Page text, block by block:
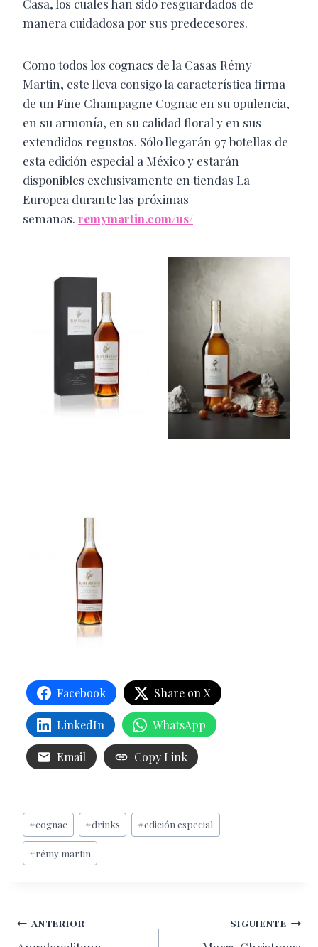
Casa, los cuales han sido resguardados de
manera cuidadosa por sus predecesores.
Como todos los cognacs de la Casas Rémy
Martin, este lleva consigo la característica firma
de un Fine Champagne Cognac en su opulencia,
en su armonía, en su calidad floral y en sus
extendidos regustos. Sólo llegarán 97 botellas de
esta edición especial a México y estarán
disponibles exclusivamente en tiendas La
Europea durante las próximas
semanas. remymartin.com/us/
Facebook Share on X
LinkedIn WhatsApp
Email Copy Link
Etiquetas
de
la
#cognac #drinks #edición especial
#rémy martin
Navegación
ANTERIOR SIGUIENTE